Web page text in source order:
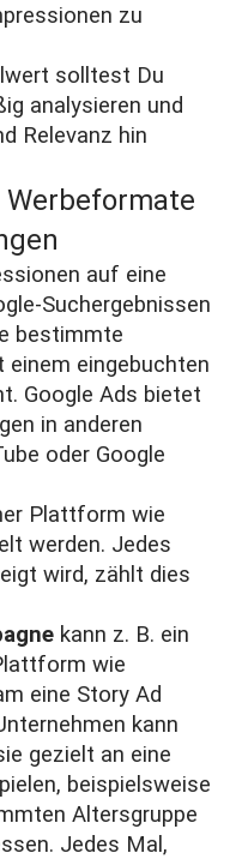
zu
solltest Du
analysieren und
Relevanz hin
auf eine
Suchergebnissen
bestimmte
einem eingebuchten
Google Ads bietet
in anderen
oder Google
Plattform wie
werden. Jedes
wird, zählt dies
kann z. B. ein
wie
eine Story Ad
kann
gezielt an eine
beispielsweise
Altersgruppe
Jedes Mal,